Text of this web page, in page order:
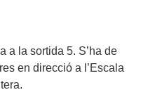
a la sortida 5. S’ha de
en direcció a l’Escala